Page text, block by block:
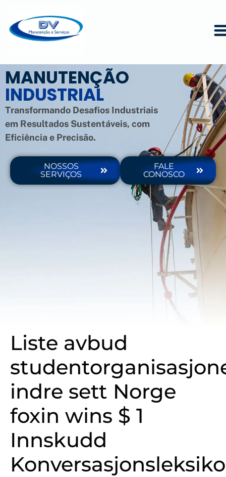
MANUTENÇÃO
INDUSTRIAL
Transformando Desafios Industriais
em Resultados Sustentáveis, com
Eficiência e Precisão.
NOSSOS
SERVIÇOS
FALE
CONOSCO
Liste avbud
indre sett Norge
foxin wins $ 1
Innskudd